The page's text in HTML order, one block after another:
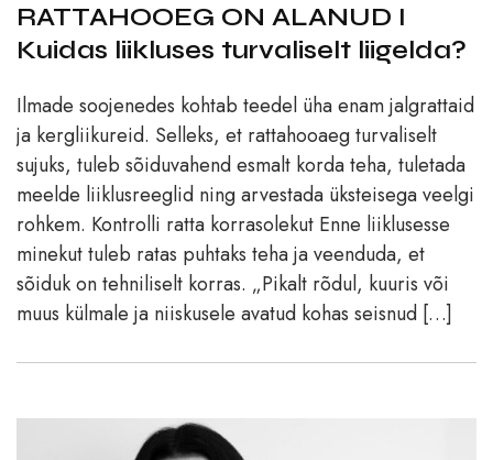
RATTAHOOEG ON ALANUD I
Kuidas liikluses turvaliselt liigelda?
Ilmade soojenedes kohtab teedel üha enam jalgrattaid
ja kergliikureid. Selleks, et rattahooaeg turvaliselt
sujuks, tuleb sõiduvahend esmalt korda teha, tuletada
meelde liiklusreeglid ning arvestada üksteisega veelgi
rohkem. Kontrolli ratta korrasolekut Enne liiklusesse
minekut tuleb ratas puhtaks teha ja veenduda, et
sõiduk on tehniliselt korras. „Pikalt rõdul, kuuris või
muus külmale ja niiskusele avatud kohas seisnud […]